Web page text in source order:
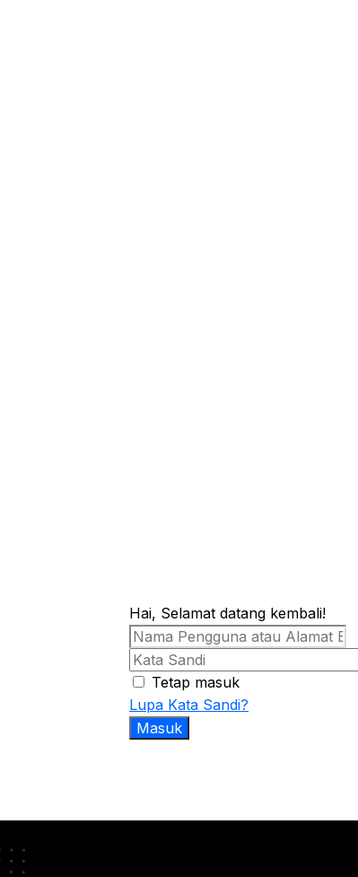
Hai, Selamat datang kembali!
Tetap masuk
Lupa Kata Sandi?
Masuk